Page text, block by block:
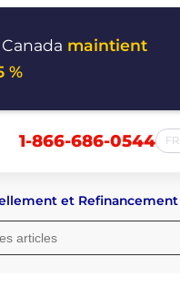
maintient
%
1-866-686-0544 FR
et Refinancement